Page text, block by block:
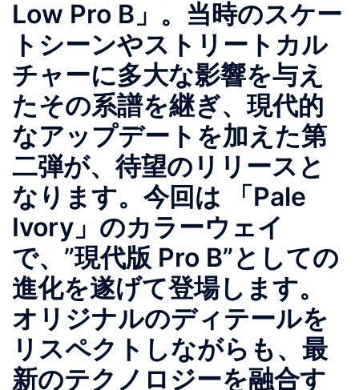
Low Pro B」。当時のスケー
トシーンやストリートカル
チャーに多大な影響を与え
たその系譜を継ぎ、現代的
なアップデートを加えた第
二弾が、待望のリリースと
なります。今回は 「Pale
Ivory」のカラーウェイ
で、”現代版 Pro B”としての
進化を遂げて登場します。
オリジナルのディテールを
リスペクトしながらも、最
新のテクノロジーを融合す